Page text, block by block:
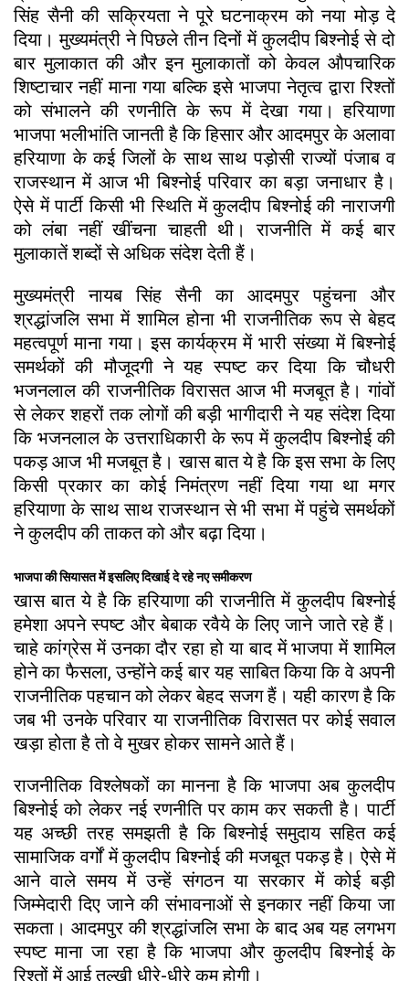
सिंह सैनी की सक्रियता ने पूरे घटनाक्रम को नया मोड़ दे
दिया। मुख्यमंत्री ने पिछले तीन दिनों में कुलदीप बिश्नोई से दो
बार मुलाकात की और इन मुलाकातों को केवल औपचारिक
शिष्टाचार नहीं माना गया बल्कि इसे भाजपा नेतृत्व द्वारा रिश्तों
को संभालने की रणनीति के रूप में देखा गया। हरियाणा
भाजपा भलीभांति जानती है कि हिसार और आदमपुर के अलावा
हरियाणा के कई जिलों के साथ साथ पड़ोसी राज्यों पंजाब व
राजस्थान में आज भी बिश्नोई परिवार का बड़ा जनाधार है।
ऐसे में पार्टी किसी भी स्थिति में कुलदीप बिश्नोई की नाराजगी
को लंबा नहीं खींचना चाहती थी। राजनीति में कई बार
मुलाकातें शब्दों से अधिक संदेश देती हैं।
मुख्यमंत्री नायब सिंह सैनी का आदमपुर पहुंचना और
श्रद्धांजलि सभा में शामिल होना भी राजनीतिक रूप से बेहद
महत्वपूर्ण माना गया। इस कार्यक्रम में भारी संख्या में बिश्नोई
समर्थकों की मौजूदगी ने यह स्पष्ट कर दिया कि चौधरी
भजनलाल की राजनीतिक विरासत आज भी मजबूत है। गांवों
से लेकर शहरों तक लोगों की बड़ी भागीदारी ने यह संदेश दिया
कि भजनलाल के उत्तराधिकारी के रूप में कुलदीप बिश्नोई की
पकड़ आज भी मजबूत है। खास बात ये है कि इस सभा के लिए
किसी प्रकार का कोई निमंत्रण नहीं दिया गया था मगर
हरियाणा के साथ साथ राजस्थान से भी सभा में पहुंचे समर्थकों
ने कुलदीप की ताकत को और बढ़ा दिया।
भाजपा की सियासत में इसलिए दिखाई दे रहे नए समीकरण
खास बात ये है कि हरियाणा की राजनीति में कुलदीप बिश्नोई
हमेशा अपने स्पष्ट और बेबाक रवैये के लिए जाने जाते रहे हैं।
चाहे कांग्रेस में उनका दौर रहा हो या बाद में भाजपा में शामिल
होने का फैसला, उन्होंने कई बार यह साबित किया कि वे अपनी
राजनीतिक पहचान को लेकर बेहद सजग हैं। यही कारण है कि
जब भी उनके परिवार या राजनीतिक विरासत पर कोई सवाल
खड़ा होता है तो वे मुखर होकर सामने आते हैं।
राजनीतिक विश्लेषकों का मानना है कि भाजपा अब कुलदीप
बिश्नोई को लेकर नई रणनीति पर काम कर सकती है। पार्टी
यह अच्छी तरह समझती है कि बिश्नोई समुदाय सहित कई
सामाजिक वर्गों में कुलदीप बिश्नोई की मजबूत पकड़ है। ऐसे में
आने वाले समय में उन्हें संगठन या सरकार में कोई बड़ी
जिम्मेदारी दिए जाने की संभावनाओं से इनकार नहीं किया जा
सकता। आदमपुर की श्रद्धांजलि सभा के बाद अब यह लगभग
स्पष्ट माना जा रहा है कि भाजपा और कुलदीप बिश्नोई के
रिश्तों में आई तल्खी धीरे-धीरे कम होगी।